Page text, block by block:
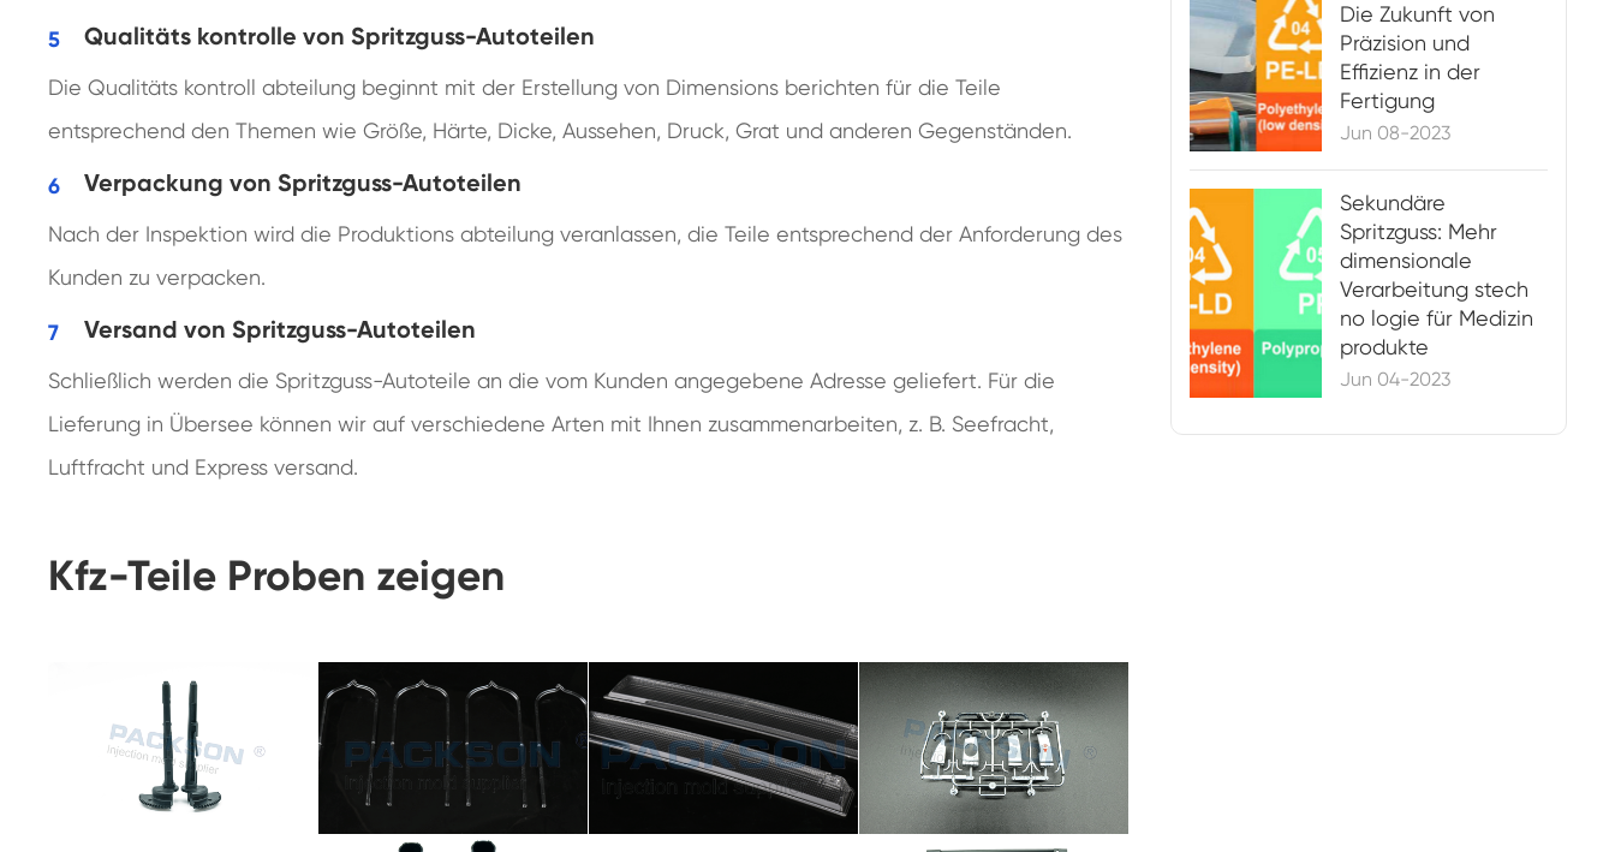
Qualitäts kontrolle von Spritzguss-Autoteilen
Die Qualitäts kontroll abteilung beginnt mit der Erstellung von Dimensions berichten für die Teile
entsprechend den Themen wie Größe, Härte, Dicke, Aussehen, Druck, Grat und anderen Gegenständen.
Verpackung von Spritzguss-Autoteilen
Nach der Inspektion wird die Produktions abteilung veranlassen, die Teile entsprechend der Anforderung des
Kunden zu verpacken.
Versand von Spritzguss-Autoteilen
Schließlich werden die Spritzguss-Autoteile an die vom Kunden angegebene Adresse geliefert. Für die
Lieferung in Übersee können wir auf verschiedene Arten mit Ihnen zusammenarbeiten, z. B. Seefracht,
Luftfracht und Express versand.
Kfz-Teile Proben zeigen
Die Zukunft von
Präzision und
Effizienz in der
Fertigung
Jun 08-2023
Sekundäre
Spritzguss: Mehr
dimensionale
Verarbeitung stech
no logie für Medizin
produkte
Jun 04-2023